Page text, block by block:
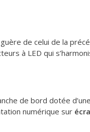
de celui de la
à LED qui
de bord dotée
numérique sur